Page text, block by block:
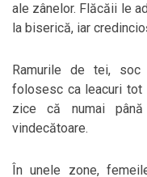
ale zânelor. Flăcăii le
la biserică, iar
Ramurile de tei,
folosesc ca leacuri tot
zice că numai
vindecătoare.
În unele zone,